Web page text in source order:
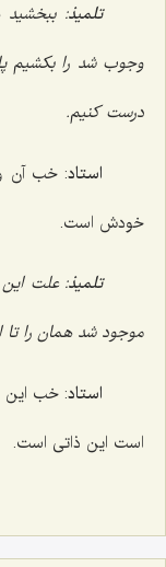
تلمیذ:
وجوب شد را بکشیم
درست کنیم.
استاد: خب آن
خودش است.
تلمیذ: علت این
موجود شد همان را تا
استاد: خب این
است این ذاتی است.